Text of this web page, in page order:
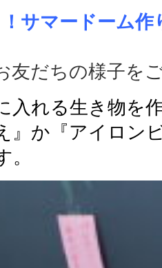
！サマードーム作
友だちの様子を
入れる生き物を
』か『アイロン